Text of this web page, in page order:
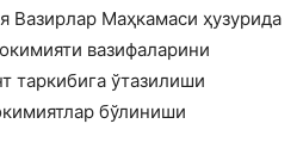
Вазирлар Маҳкамаси ҳузурида
вазифаларини
таркибига ўтазилиши
бўлиниши